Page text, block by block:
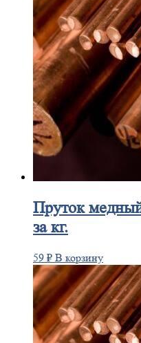
Пруток
за кг.
59 ₽ В корзину